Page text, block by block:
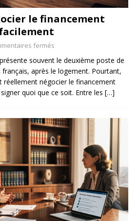
le financement
fermés
souvent le deuxième poste de
après le logement. Pourtant,
réellement négocier le financement
quoi que ce soit. Entre les […]